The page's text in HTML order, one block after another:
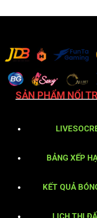
SẢN PHẨM NỔI
BẢNG XẾP
KẾT QUẢ